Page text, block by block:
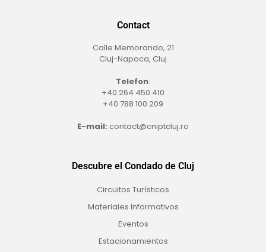
Contact
Calle Memorando, 21
Cluj-Napoca, Cluj
Telefon:
+40 264 450 410
+40 788 100 209
E-mail: contact@cniptcluj.ro
Descubre el Condado de Cluj
Circuitos Turísticos
Materiales Informativos
Eventos
Estacionamientos